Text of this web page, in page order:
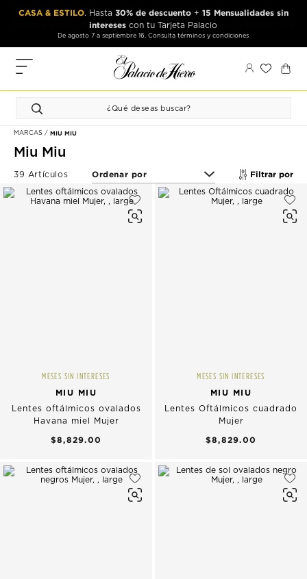
principal
de
pie
CASA & ESTILO. Hasta 30% de descuento+ 15 Mensualidades sin
intereses con tu Tarjeta Palacio
De agosto 7 a septiembre 16. Consulta términos y condiciones
MIS
FAVORITOS
PERFIL
DIRECCIONES
MARCAS MIU MIU
Miu Miu
39 Artículos Filtrar por
MESES SIN INTERESES
MIU MIU
Lentes oftálmicos ovalados
Havana miel Mujer
$8,829.00
MESES SIN INTERESES
MIU MIU
Lentes Oftálmicos cuadrado
Mujer
$8,829.00